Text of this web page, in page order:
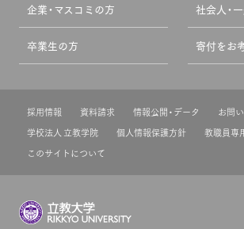
企業・マスコミの方 社会人・
卒業生の方 寄付をお
採用情報 資料請求 情報公開・データ
お問
学校法人 立教学院
個人情報保護方針
教職員専
このサイトについて